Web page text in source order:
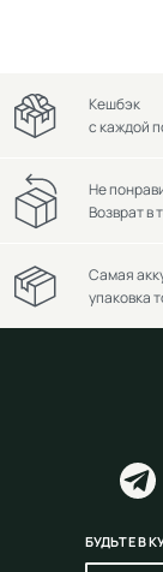
Кешбэк
с каждой
Не
Возврат в
Самая
упаковка
БУДЬТЕ В